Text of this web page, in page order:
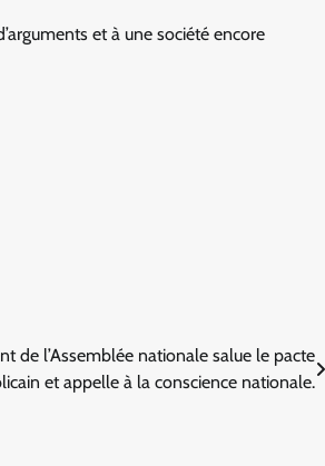
et à une société encore
de l’Assemblée nationale salue le pacte
et appelle à la conscience nationale.